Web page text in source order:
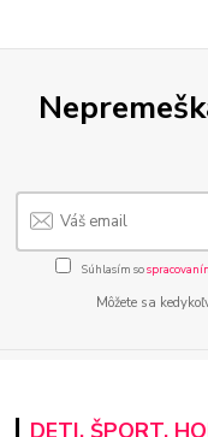
Súhlasím so
Môžete sa